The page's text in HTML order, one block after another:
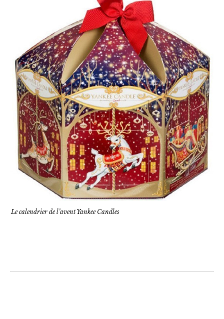
Le calendrier de l’avent Yankee Candles